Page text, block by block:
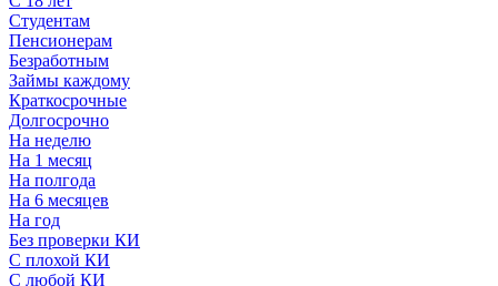
Студентам
Пенсионерам
Безработным
Займы каждому
Краткосрочные
Долгосрочно
На неделю
На 1 месяц
На полгода
На 6 месяцев
На год
Без проверки КИ
С плохой КИ
С любой КИ